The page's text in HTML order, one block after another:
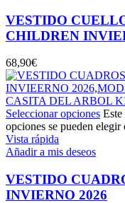
VESTIDO
CHILDREN
68,90€
Seleccionar opciones
opciones se pueden
Vista rápida
Añadir a mis deseos
VESTIDO
INVIERNO 2026